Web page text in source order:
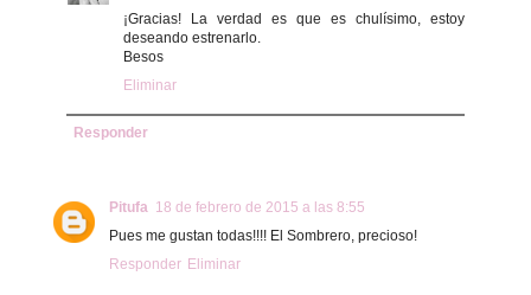
¡Gracias! La verdad es que es chulísimo, estoy
deseando estrenarlo.
Besos
Eliminar
Responder
Pitufa 18 de febrero de 2015 a las 8:55
Pues me gustan todas!!!! El Sombrero, precioso!
Responder Eliminar